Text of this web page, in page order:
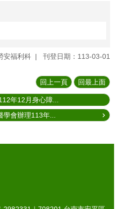
安福利科
刊登日期：113-03-01
回上一頁 回最上面
年12月身心障...
學會辦理113年...